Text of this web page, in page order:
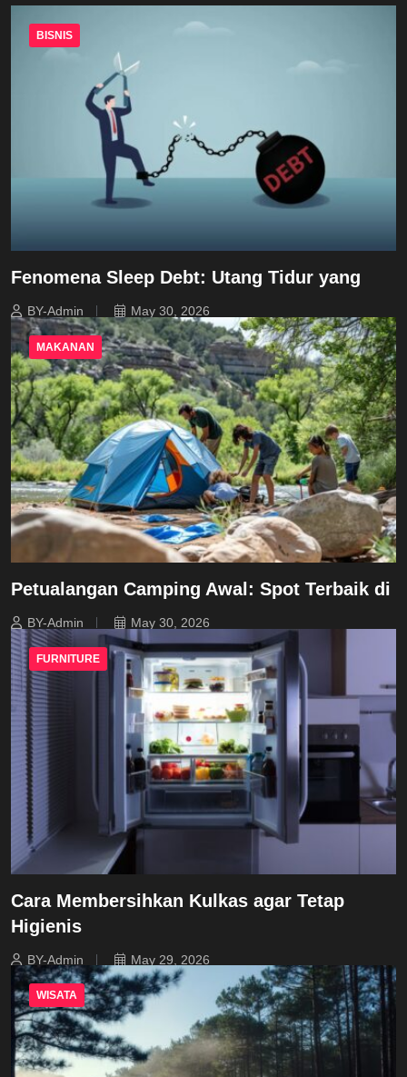
BISNIS
Fenomena Sleep Debt: Utang Tidur yang
BY-Admin May 30, 2026
MAKANAN
Petualangan Camping Awal: Spot Terbaik di
BY-Admin May 30, 2026
FURNITURE
Cara Membersihkan Kulkas agar Tetap
Higienis
BY-Admin May 29, 2026
WISATA